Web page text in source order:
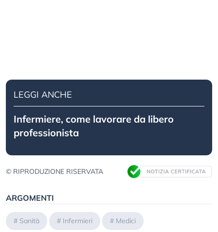
LEGGI ANCHE
Infermiere, come lavorare da libero
professionista
© RIPRODUZIONE RISERVATA
ARGOMENTI
# Sanità # Infermieri # Medici